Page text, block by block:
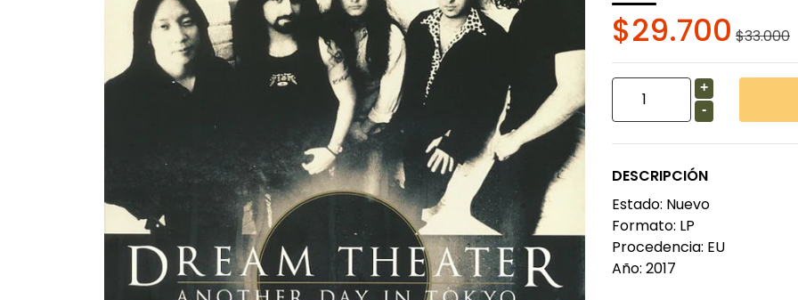
$29.700 $33.000
+
-
DESCRIPCIÓN
Estado: Nuevo
Formato: LP
Procedencia: EU
Año: 2017